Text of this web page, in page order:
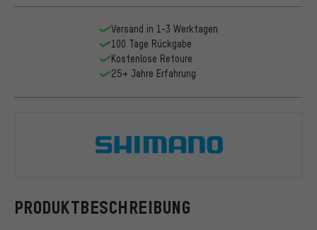
PRODUKTBESCHREIBUNG
Versand in 1-3 Werktagen
100 Tage Rückgabe
Kostenlose Retoure
25+ Jahre Erfahrung
Shimano